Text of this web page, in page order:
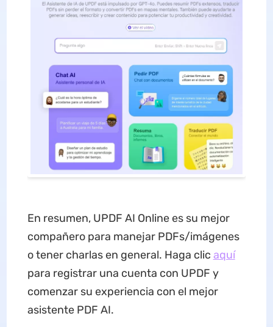
En resumen, UPDF AI Online es su mejor
compañero para manejar PDFs/imágenes
o tener charlas en general. Haga clic aquí
para registrar una cuenta con UPDF y
comenzar su experiencia con el mejor
asistente PDF AI.